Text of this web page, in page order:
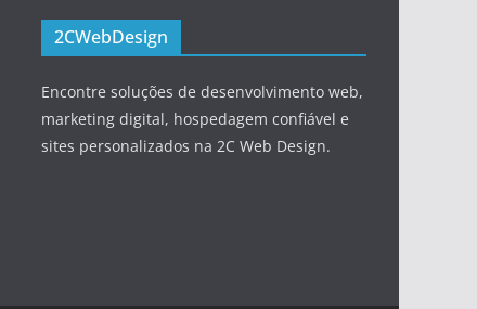
2CWebDesign
Encontre soluções de desenvolvimento web,
marketing digital, hospedagem confiável e
sites personalizados na 2C Web Design.